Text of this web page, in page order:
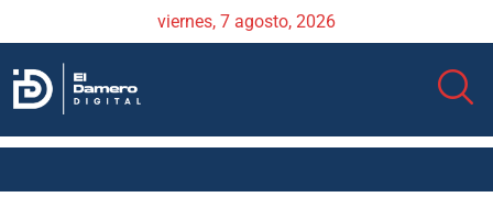
viernes, 7 agosto, 2026